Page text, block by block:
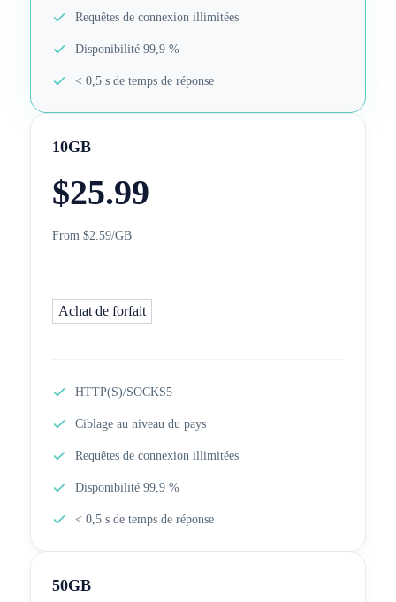
Requêtes de connexion illimitées
Disponibilité 99,9 %
< 0,5 s de temps de réponse
10GB
$25.99
From $2.59/GB
Achat de forfait
HTTP(S)/SOCKS5
Ciblage au niveau du pays
Requêtes de connexion illimitées
Disponibilité 99,9 %
< 0,5 s de temps de réponse
50GB